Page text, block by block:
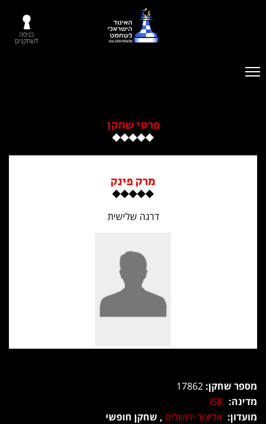
כניסה
לשחקנים
פרטי שחקן
מרק פינק
דרגה שלישית
מספר שחקן:
מדינה: ISR
מועדון: אליצור ירושלים , שחקן חופשי